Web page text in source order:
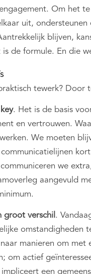
Om het
uit,
blijven,
de formule. En die
tewerk? Door
. Het is de basis
en vertrouwen.
We moeten
we
aangevuld
groot verschil .
omstandigheden
naar manieren om
om actief
een